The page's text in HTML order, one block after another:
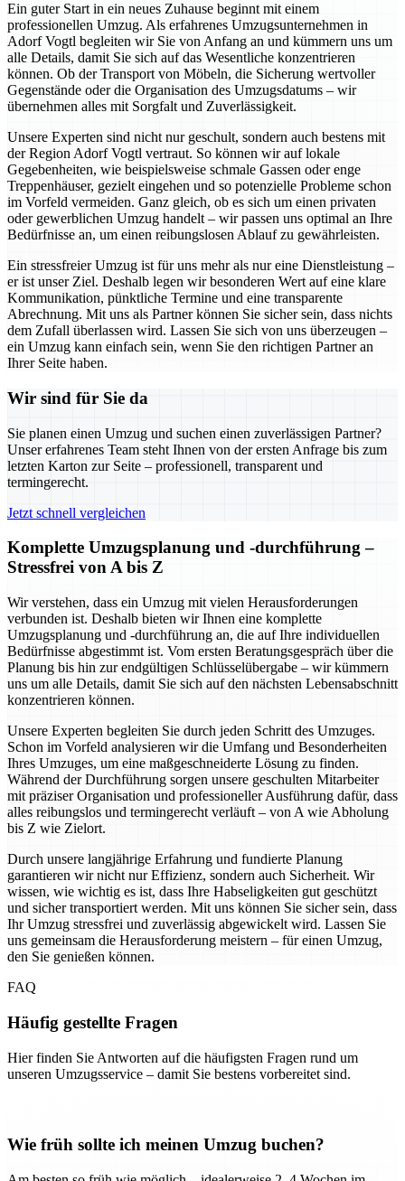
Ein guter Start in ein neues Zuhause beginnt mit einem
professionellen Umzug. Als erfahrenes Umzugsunternehmen in
Adorf Vogtl begleiten wir Sie von Anfang an und kümmern uns um
alle Details, damit Sie sich auf das Wesentliche konzentrieren
können. Ob der Transport von Möbeln, die Sicherung wertvoller
Gegenstände oder die Organisation des Umzugsdatums – wir
übernehmen alles mit Sorgfalt und Zuverlässigkeit.
Unsere Experten sind nicht nur geschult, sondern auch bestens mit
der Region Adorf Vogtl vertraut. So können wir auf lokale
Gegebenheiten, wie beispielsweise schmale Gassen oder enge
Treppenhäuser, gezielt eingehen und so potenzielle Probleme schon
im Vorfeld vermeiden. Ganz gleich, ob es sich um einen privaten
oder gewerblichen Umzug handelt – wir passen uns optimal an Ihre
Bedürfnisse an, um einen reibungslosen Ablauf zu gewährleisten.
Ein stressfreier Umzug ist für uns mehr als nur eine Dienstleistung –
er ist unser Ziel. Deshalb legen wir besonderen Wert auf eine klare
Kommunikation, pünktliche Termine und eine transparente
Abrechnung. Mit uns als Partner können Sie sicher sein, dass nichts
dem Zufall überlassen wird. Lassen Sie sich von uns überzeugen –
ein Umzug kann einfach sein, wenn Sie den richtigen Partner an
Ihrer Seite haben.
Wir sind für Sie da
Sie planen einen Umzug und suchen einen zuverlässigen Partner?
Unser erfahrenes Team steht Ihnen von der ersten Anfrage bis zum
letzten Karton zur Seite – professionell, transparent und
termingerecht.
Jetzt schnell vergleichen
Komplette Umzugsplanung und -durchführung –
Stressfrei von A bis Z
Wir verstehen, dass ein Umzug mit vielen Herausforderungen
verbunden ist. Deshalb bieten wir Ihnen eine komplette
Umzugsplanung und -durchführung an, die auf Ihre individuellen
Bedürfnisse abgestimmt ist. Vom ersten Beratungsgespräch über die
Planung bis hin zur endgültigen Schlüsselübergabe – wir kümmern
uns um alle Details, damit Sie sich auf den nächsten Lebensabschnitt
konzentrieren können.
Unsere Experten begleiten Sie durch jeden Schritt des Umzuges.
Schon im Vorfeld analysieren wir die Umfang und Besonderheiten
Ihres Umzuges, um eine maßgeschneiderte Lösung zu finden.
Während der Durchführung sorgen unsere geschulten Mitarbeiter
mit präziser Organisation und professioneller Ausführung dafür, dass
alles reibungslos und termingerecht verläuft – von A wie Abholung
bis Z wie Zielort.
Durch unsere langjährige Erfahrung und fundierte Planung
garantieren wir nicht nur Effizienz, sondern auch Sicherheit. Wir
wissen, wie wichtig es ist, dass Ihre Habseligkeiten gut geschützt
und sicher transportiert werden. Mit uns können Sie sicher sein, dass
Ihr Umzug stressfrei und zuverlässig abgewickelt wird. Lassen Sie
uns gemeinsam die Herausforderung meistern – für einen Umzug,
den Sie genießen können.
FAQ
Häufig gestellte Fragen
Hier finden Sie Antworten auf die häufigsten Fragen rund um
unseren Umzugsservice – damit Sie bestens vorbereitet sind.
Wie früh sollte ich meinen Umzug buchen?